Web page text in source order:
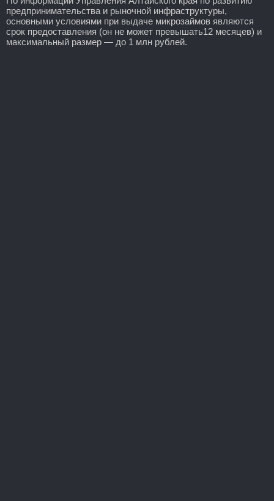
предпринимательства и рыночной инфраструктуры,
основными условиями при выдаче микрозаймов являются
срок предоставления (он не может превышать12 месяцев) и
максимальный размер — до 1 млн рублей.